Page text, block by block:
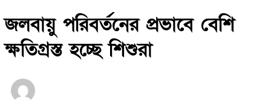
জলবায়ু পরিবর্তনের প্রভাবে বেশি
ক্ষতিগ্রস্ত হচ্ছে শিশুরা